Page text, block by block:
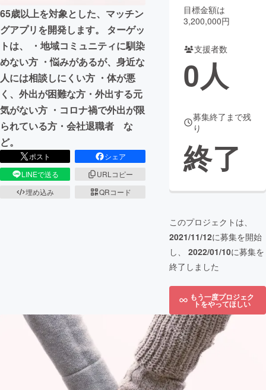
ビジネス・起業 チャレンジ
まちづくり・地域活性化
CAMPFIRE for Social Good
CAMPFIRE Creation
CAMPFIREふるさと納税machi-ya
65歳以上を対象とした、マッチン
グアプリを開発します。 ターゲッ
トは、 ・地域コミュニティに馴染
めない方 ・悩みがあるが、身近な
人には相談しにくい方 ・体が悪
く、外出が困難な方・外出する元
気がない方 ・コロナ禍で外出が限
られている方・会社退職者 な
ど。
ポスト
シェア
LINEで送る
URLコピー
埋め込み
QRコード
目標金額は
3,200,000円
支援者数
0人
募集終了まで残
り
終了
このプロジェクトは、
2021/11/12に募集を開始
し、 2022/01/10に募集を
終了しました
もう一度プロジェク
トをやってほしい